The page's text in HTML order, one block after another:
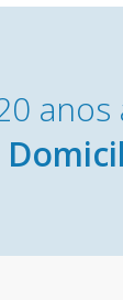
anos